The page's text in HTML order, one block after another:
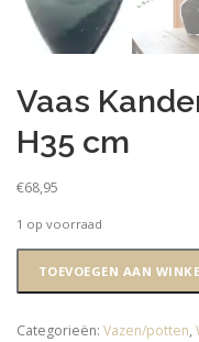
Vaas
H35 cm
€68,95
1 op voorraad
Kander
grey
TOEVOEGEN AAN
Categorieën: Vazen/potten,